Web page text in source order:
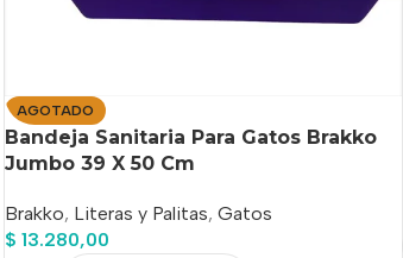
AGOTADO
Bandeja Sanitaria Para Gatos Brakko
Jumbo 39 X 50 Cm
Brakko, Literas y Palitas, Gatos
$ 13.280,00